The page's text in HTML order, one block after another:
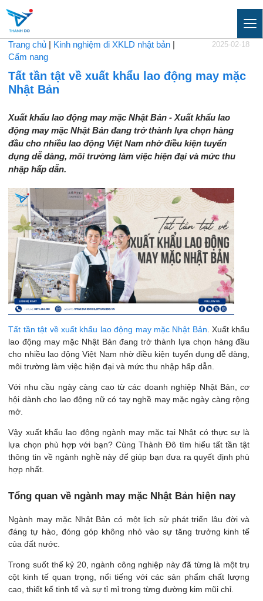
Trang chủ Kinh nghiệm đi XKLD nhật bản
Cẩm nang
2025-02-18
Tất tần tật về xuất khẩu lao động may mặc
Nhật Bản
Xuất khẩu lao động may mặc Nhật Bản - Xuất khẩu lao
động may mặc Nhật Bản đang trở thành lựa chọn hàng
đầu cho nhiều lao động Việt Nam nhờ điều kiện tuyển
dụng dễ dàng, môi trường làm việc hiện đại và mức thu
nhập hấp dẫn.
Tất tần tật về xuất khẩu lao động may mặc Nhật Bản . Xuất khẩu
lao động may mặc Nhật Bản đang trở thành lựa chọn hàng đầu
cho nhiều lao động Việt Nam nhờ điều kiện tuyển dụng dễ dàng,
môi trường làm việc hiện đại và mức thu nhập hấp dẫn.
Với nhu cầu ngày càng cao từ các doanh nghiệp Nhật Bản, cơ
hội dành cho lao động nữ có tay nghề may mặc ngày càng rộng
mở.
Vậy xuất khẩu lao động ngành may mặc tại Nhật có thực sự là
lựa chọn phù hợp với bạn? Cùng Thành Đô tìm hiểu tất tần tật
thông tin về ngành nghề này để giúp bạn đưa ra quyết định phù
hợp nhất.
Tổng quan về ngành may mặc Nhật Bản hiện nay
Ngành may mặc Nhật Bản có một lịch sử phát triển lâu đời và
đáng tự hào, đóng góp không nhỏ vào sự tăng trưởng kinh tế
của đất nước.
Trong suốt thế kỷ 20, ngành công nghiệp này đã từng là một trụ
cột kinh tế quan trọng, nổi tiếng với các sản phẩm chất lượng
cao, thiết kế tinh tế và sự tỉ mỉ trong từng đường kim mũi chỉ.